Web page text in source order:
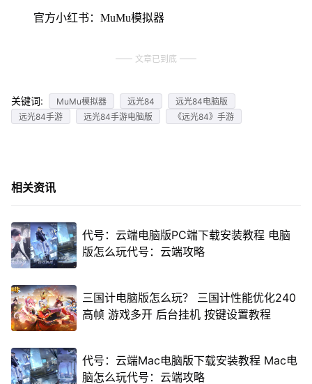
官方小红书：MuMu模拟器
文章已到底
关键词: MuMu模拟器 远光84
远光84电脑版
远光84手游
远光84手游电脑版 《远光84》手游
相关资讯
代号：云端电脑版PC端下载安装教程 电脑
版怎么玩代号：云端攻略
三国计电脑版怎么玩？ 三国计性能优化240
高帧 游戏多开 后台挂机 按键设置教程
代号：云端Mac电脑版下载安装教程 Mac电
脑怎么玩代号：云端攻略